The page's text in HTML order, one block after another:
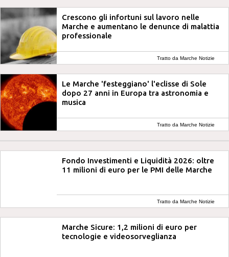
Crescono gli infortuni sul lavoro nelle
Marche e aumentano le denunce di malattia
professionale
Tratto da Marche Notizie
Le Marche 'festeggiano' l'eclisse di Sole
dopo 27 anni in Europa tra astronomia e
musica
Tratto da Marche Notizie
Fondo Investimenti e Liquidità 2026: oltre
11 milioni di euro per le PMI delle Marche
Tratto da Marche Notizie
Marche Sicure: 1,2 milioni di euro per
tecnologie e videosorveglianza